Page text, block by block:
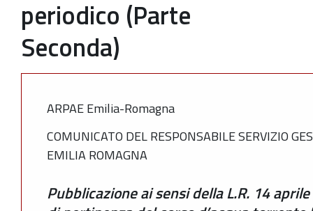
periodico (Parte
Seconda)
ARPAE Emilia-Romagna
COMUNICATO DEL RESPONSABILE SERVIZIO
EMILIA ROMAGNA
Pubblicazione ai sensi della L.R. 14